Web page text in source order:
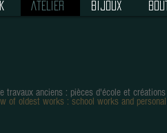
ATELIER BIJOUX
travaux anciens : pièces d'école et créations
of oldest works : school works and